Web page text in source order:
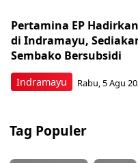
Indramayu
Pertamina EP
di Indramayu,
Sembako Bersubsidi
Rabu, 5 Agu
Tag Populer